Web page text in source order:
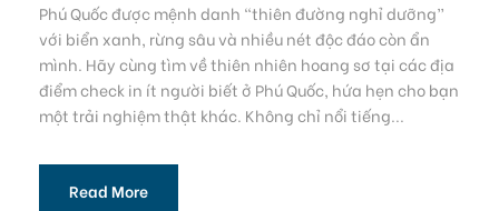
Phú Quốc được mệnh danh “thiên đường nghỉ dưỡng”
với biển xanh, rừng sâu và nhiều nét độc đáo còn ẩn
mình. Hãy cùng tìm về thiên nhiên hoang sơ tại các địa
điểm check in ít người biết ở Phú Quốc, hứa hẹn cho bạn
một trải nghiệm thật khác. Không chỉ nổi tiếng...
Read More